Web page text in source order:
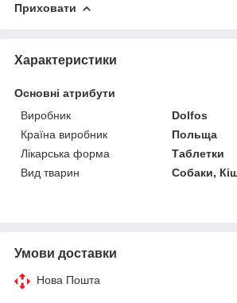
Приховати
Характеристики
Основні атрибути
Виробник
Dolfos
Країна виробник
Польща
Лікарська форма
Таблетки
Вид тварин
Собаки,
Умови доставки
Нова Пошта